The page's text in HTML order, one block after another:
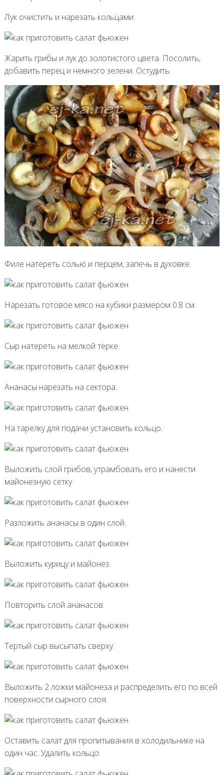
Лук очистить и нарезать кольцами.
Жарить грибы и лук до золотистого цвета. Посолить,
добавить перец и немного зелени. Остудить.
Филе натереть солью и перцем, запечь в духовке.
Нарезать готовое мясо на кубики размером 0.8 см.
Сыр натереть на мелкой тёрке.
Ананасы нарезать на сектора.
На тарелку для подачи установить кольцо.
Выложить слой грибов, утрамбовать его и нанести
майонезную сетку.
Разложить ананасы в один слой.
Выложить курицу и майонез.
Повторить слой ананасов.
Тертый сыр высыпать сверху.
Выложить 2 ложки майонеза и распределить его по всей
поверхности сырного слоя.
Оставить салат для пропитывания в холодильнике на
один час. Удалить кольцо.